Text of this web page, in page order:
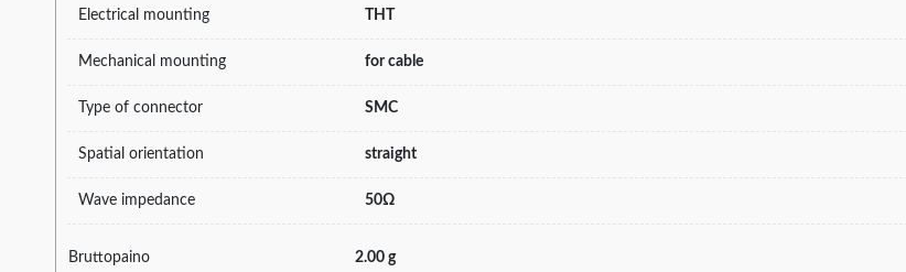
Electrical mounting THT
Mechanical mounting for cable
Type of connector SMC
Spatial orientation straight
Wave impedance 50Ω
Bruttopaino 2.00 g